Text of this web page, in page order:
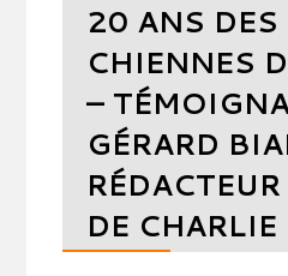
20 ANS DES
CHIENNES
–
GÉRARD
DE